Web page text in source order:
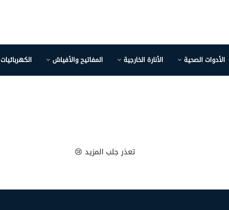
الأدوات الصحية الأنارة الخارجية المفاتيح والأفياش الكهربائيات
تعذر جلب المزيد 😢